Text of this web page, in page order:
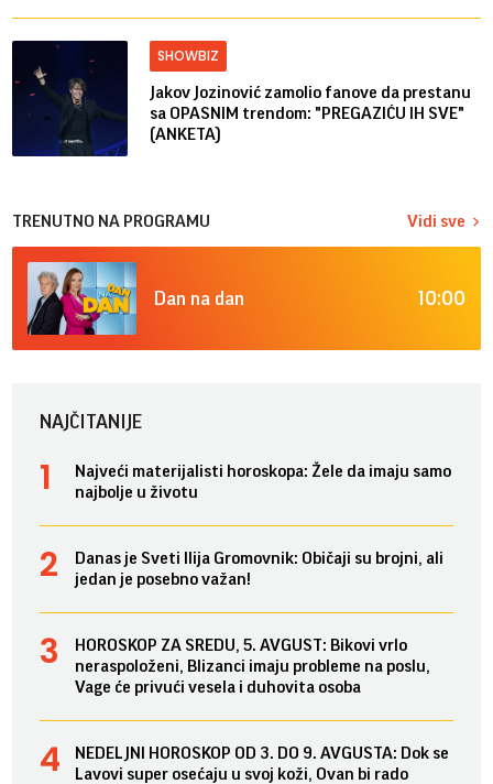
SHOWBIZ
Jakov Jozinović zamolio fanove da prestanu
sa OPASNIM trendom: "PREGAZIĆU IH SVE"
(ANKETA)
TRENUTNO NA PROGRAMU Vidi sve
Dan na dan 10:00
NAJČITANIJE
Najveći materijalisti horoskopa: Žele da imaju samo
najbolje u životu
Danas je Sveti Ilija Gromovnik: Običaji su brojni, ali
jedan je posebno važan!
HOROSKOP ZA SREDU, 5. AVGUST: Bikovi vrlo
neraspoloženi, Blizanci imaju probleme na poslu,
Vage će privući vesela i duhovita osoba
NEDELJNI HOROSKOP OD 3. DO 9. AVGUSTA: Dok se
Lavovi super osećaju u svoj koži, Ovan bi rado